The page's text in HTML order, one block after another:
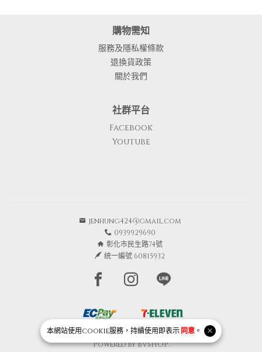
本網站使用cookie服務，持續使用即表示 同意。
購物需知
服務及隱私權條款
退換貨政策
關於我們
社群平台
Facebook
Youtube
jenhung424@gmail.com
0939929690
彰化市民生路74號
統一編號 60815932
Facebook page
Instagram page
Line page
Copyright © 2026 Junique All Rights Reserved.
Powered byBVSHOP.